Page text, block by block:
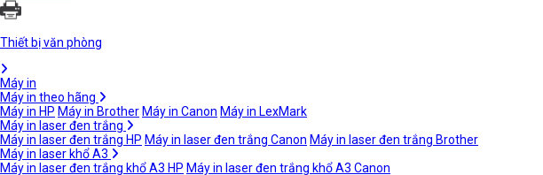
Thiết bị văn phòng
Máy in
Máy in theo hãng
Máy in HP Máy in Brother Máy in Canon Máy in LexMark
Máy in laser đen trắng
Máy in laser đen trắng HP Máy in laser đen trắng Canon Máy in laser đen trắng Brother
Máy in laser khổ A3
Máy in laser đen trắng khổ A3 HP Máy in laser đen trắng khổ A3 Canon